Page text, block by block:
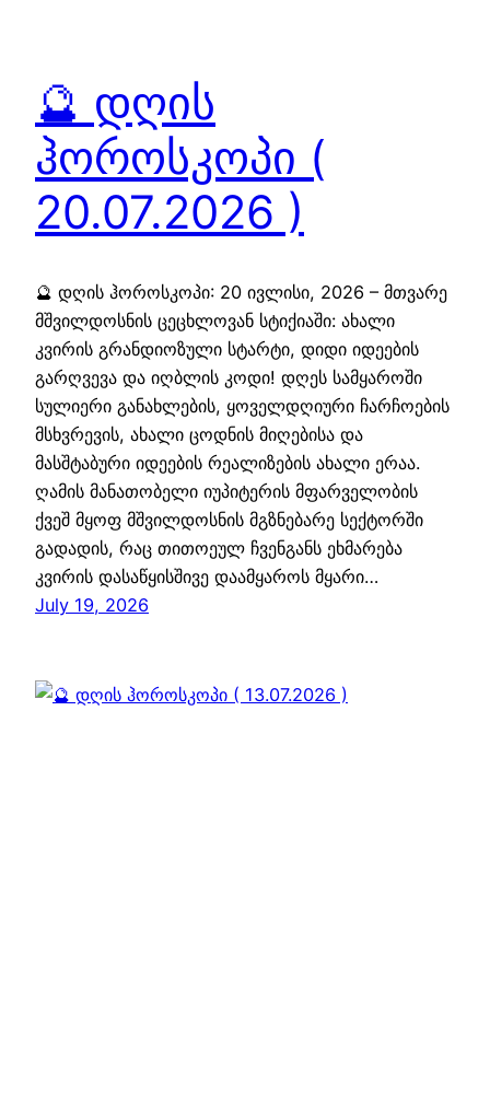
🔮 დღის
ჰოროსკოპი (
20.07.2026 )
🔮 დღის ჰოროსკოპი: 20 ივლისი, 2026 – მთვარე
მშვილდოსნის ცეცხლოვან სტიქიაში: ახალი
კვირის გრანდიოზული სტარტი, დიდი იდეების
გარღვევა და იღბლის კოდი! დღეს სამყაროში
სულიერი განახლების, ყოველდღიური ჩარჩოების
მსხვრევის, ახალი ცოდნის მიღებისა და
მასშტაბური იდეების რეალიზების ახალი ერაა.
ღამის მანათობელი იუპიტერის მფარველობის
ქვეშ მყოფ მშვილდოსნის მგზნებარე სექტორში
გადადის, რაც თითოეულ ჩვენგანს ეხმარება
კვირის დასაწყისშივე დაამყაროს მყარი…
July 19, 2026